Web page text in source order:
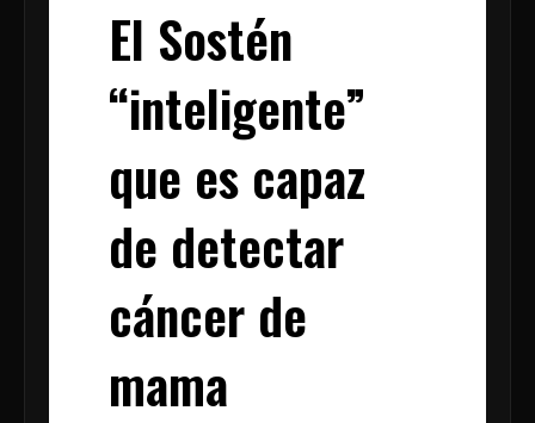
El Sostén
“inteligente”
que es capaz
de detectar
cáncer de
mama